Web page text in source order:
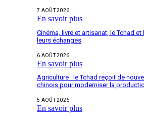
7 AOÛT 2026
En savoir plus
Cinéma, livre et artisanat, le Tchad et
leurs échanges
6 AOÛT 2026
En savoir plus
Agriculture : le Tchad reçoit de
chinois pour moderniser la
5 AOÛT 2026
En savoir plus